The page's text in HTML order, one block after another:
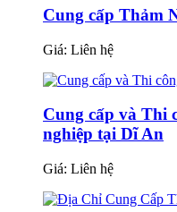
Cung cấp Thảm
Giá: Liên hệ
Cung cấp và Thi
nghiệp tại Dĩ An
Giá: Liên hệ